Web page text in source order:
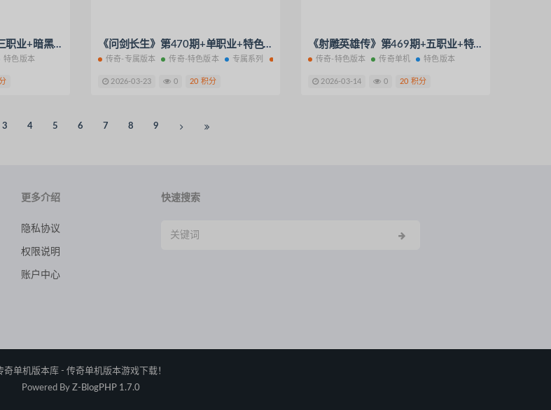
《天域传说》第473期+三职业+暗黑中变+V8引擎+羽翼打孔+神装吞噬+无限附魔
特色版本
《问剑长生》第470期+单职业+特色专属+V8引擎+特戒+四象+圣器+万古
传奇-专属版本 传奇-特色版本 专属系列 传奇单机 特色版本
2026-03-23 0 20 积分
《射雕英雄传》第469期+五职业+特色五门派+V8引擎
传奇-特色版本 传奇单机 特色版本
2026-03-14 0 20 积分
3 4 5 6 7 8 9
更多介绍
隐私协议
权限说明
账户中心
快速搜索
奇单机版本库 - 传奇单机版本游戏下载！
Powered By Z-BlogPHP 1.7.0